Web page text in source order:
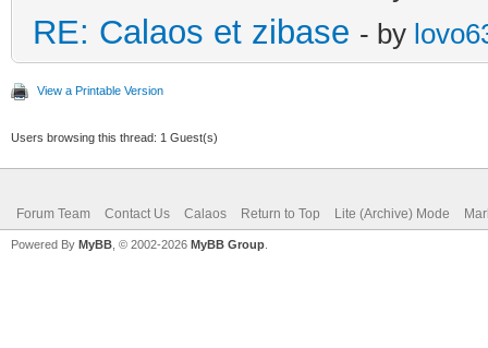
RE: Calaos et zibase - by
View a Printable Version
Users browsing this thread: 1 Guest(s)
Forum Team Contact Us Calaos Return to Top Lite (Archive) Mode
Powered By MyBB , © 2002-2026 MyBB Group